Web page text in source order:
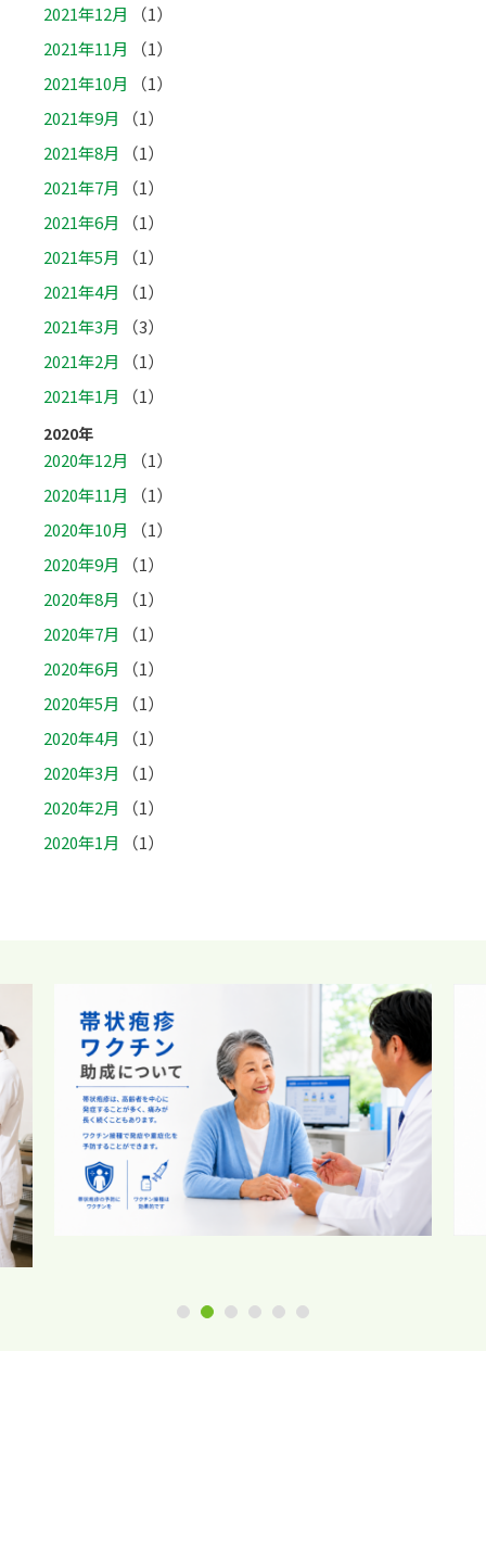
2021年12月
（1）
2021年11月
（1）
2021年10月
（1）
2021年9月
（1）
2021年8月
（1）
2021年7月
（1）
2021年6月
（1）
2021年5月
（1）
2021年4月
（1）
2021年3月
（3）
2021年2月
（1）
2021年1月
（1）
2020年
2020年12月
（1）
2020年11月
（1）
2020年10月
（1）
2020年9月
（1）
2020年8月
（1）
2020年7月
（1）
2020年6月
（1）
2020年5月
（1）
2020年4月
（1）
2020年3月
（1）
2020年2月
（1）
2020年1月
（1）
1 2 3 4 5 6